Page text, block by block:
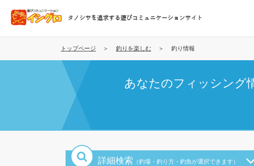
コ
テ
タノシサを追求する遊びコミュニケーションサイト
トップページ 釣りを楽しむ 釣り情報
あなたのフィッシング
詳細検索 （釣場・釣り方・釣魚が選択できます）